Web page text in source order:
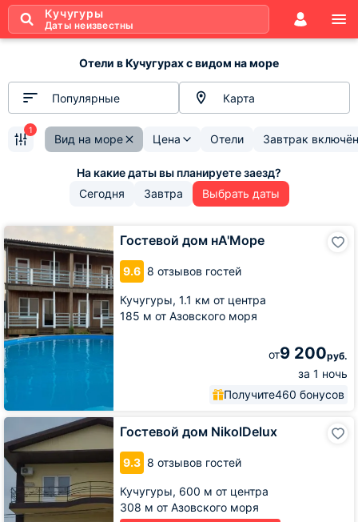
Кучугуры
Даты неизвестны
Отели в Кучугурах с видом на море
Популярные Карта
Вид на море Цена Отели Завтрак включён
1
Сегодня Завтра Выбрать даты
Гостевой дом нА'Море
9.6 8 отзывов гостей
Кучугуры, 1.1 км от центра
185 м от Азовского моря
от9 200руб.
за 1 ночь
Получите460 бонусов
Гостевой
дом
нА'Море
Гостевой дом NikolDelux
9.3 8 отзывов гостей
Кучугуры, 600 м от центра
308 м от Азовского моря
Гостевой
дом
NikolDelux